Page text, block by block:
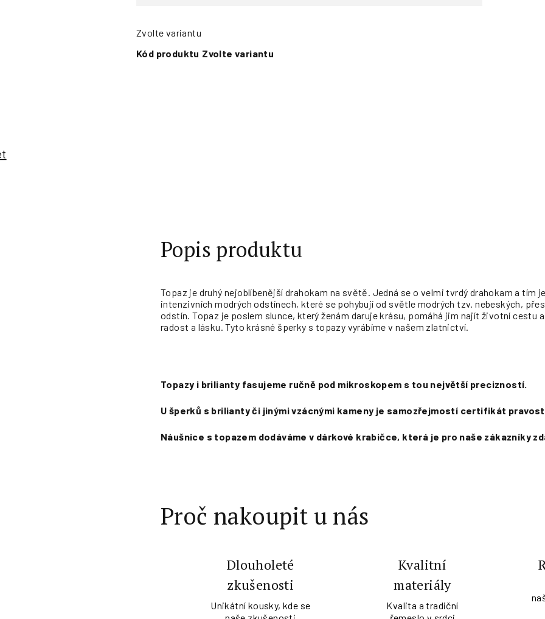
Zvolte variantu
Kód produktu Zvolte variantu
Popis produktu
Topaz je druhý nejoblíbenější drahokam na světě. Jedná se o velmi tvrdý drahokam a tím
intenzivních modrých odstínech, které se pohybují od světle modrých tzv. nebeských,
odstín. Topaz je poslem slunce, který ženám daruje krásu, pomáhá jim najít životní
radost a lásku. Tyto krásné šperky s topazy vyrábíme v našem zlatnictví.
Topazy i brilianty fasujeme ručně pod mikroskopem s tou největší precizností.
U šperků s brilianty či jinými vzácnými kameny je samozřejmostí certifikát
Náušnice s topazem dodáváme v dárkové krabičce, která je pro naše zákazníky
Proč nakoupit u nás
Dlouholeté
zkušenosti
Unikátní kousky, kde se
Kvalitní
materiály
Kvalita a tradiční